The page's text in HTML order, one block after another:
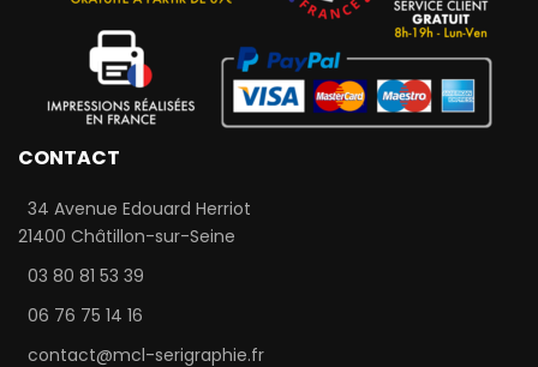
CONTACT
34 Avenue Edouard Herriot
21400 Châtillon-sur-Seine
03 80 81 53 39
06 76 75 14 16
contact@mcl-serigraphie.fr